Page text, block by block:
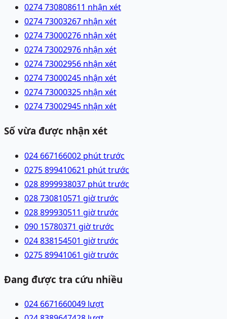
0274 730808611 nhận xét
0274 73003267 nhận xét
0274 73000276 nhận xét
0274 73002976 nhận xét
0274 73002956 nhận xét
0274 73000245 nhận xét
0274 73000325 nhận xét
0274 73002945 nhận xét
Số vừa được nhận xét
024 667166002 phút trước
0275 899410621 phút trước
028 8999938037 phút trước
028 730810571 giờ trước
028 899930511 giờ trước
090 15780371 giờ trước
024 838154501 giờ trước
0275 89941061 giờ trước
Đang được tra cứu nhiều
024 6671660049 lượt